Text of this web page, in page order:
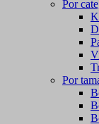
Por
Por